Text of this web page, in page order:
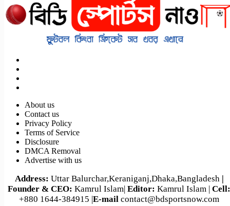
About us
Contact us
Privacy Policy
Terms of Service
Disclosure
DMCA Removal
Advertise with us
Address: Uttar Balurchar,Keraniganj,Dhaka,Bangladesh |
Founder & CEO: Kamrul Islam| Editor: Kamrul Islam | Cell:
+880 1644-384915 |E-mail contact@bdsportsnow.com